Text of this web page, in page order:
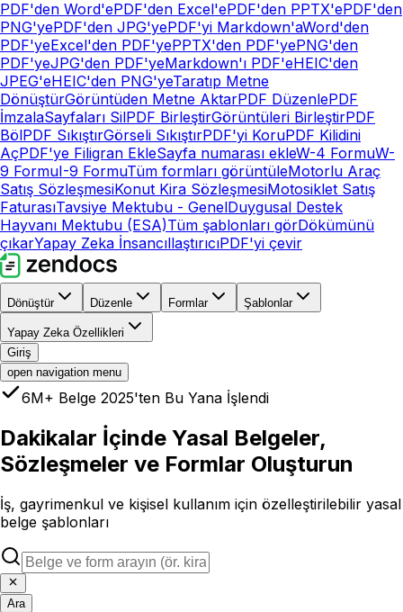
PDF'den Word'ePDF'den Excel'ePDF'den PPTX'ePDF'den
PNG'yePDF'den JPG'yePDF'yi Markdown'aWord'den
PDF'yeExcel'den PDF'yePPTX'den PDF'yePNG'den
PDF'yeJPG'den PDF'yeMarkdown'ı PDF'eHEIC'den
JPEG'eHEIC'den PNG'yeTaratıp Metne
DönüştürGörüntüden Metne AktarPDF DüzenlePDF
İmzalaSayfaları SilPDF BirleştirGörüntüleri BirleştirPDF
BölPDF SıkıştırGörseli SıkıştırPDF'yi KoruPDF Kilidini
AçPDF'ye Filigran EkleSayfa numarası ekleW-4 FormuW-
9 FormuI-9 FormuTüm formları görüntüleMotorlu Araç
Satış SözleşmesiKonut Kira SözleşmesiMotosiklet Satış
FaturasıTavsiye Mektubu - GenelDuygusal Destek
Hayvanı Mektubu (ESA)Tüm şablonları görDökümünü
çıkarYapay Zeka İnsancıllaştırıcıPDF'yi çevir
Dönüştür Düzenle Formlar Şablonlar
Yapay Zeka Özellikleri
Giriş
open navigation menu
6M+ Belge 2025'ten Bu Yana İşlendi
Dakikalar İçinde Yasal Belgeler,
Sözleşmeler ve Formlar Oluşturun
İş, gayrimenkul ve kişisel kullanım için özelleştirilebilir yasal
belge şablonları
Ara